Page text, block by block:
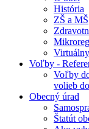
História
ZŠ a MŠ
Voľby -
Voľby
volieb
Obecný úrad
Štatút